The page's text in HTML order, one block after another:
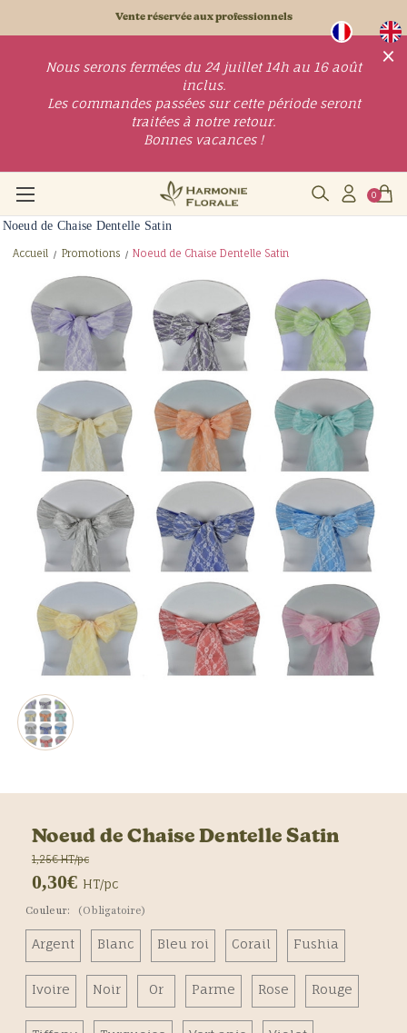
Vente réservée aux professionnels
Nous serons fermées du 24 juillet 14h au 16 août
inclus.
Les commandes passées sur cette période seront
traitées à notre retour.
Bonnes vacances !
×
0
de Chaise Dentelle Satin
Accueil Promotions Noeud de Chaise Dentelle Satin
Noeud de Chaise Dentelle Satin
1,25€ HT/pc
0,30€ HT/pc
Couleur: (Obligatoire)
Argent Blanc Bleu roi Corail Fushia
Ivoire Noir Or Parme Rose Rouge